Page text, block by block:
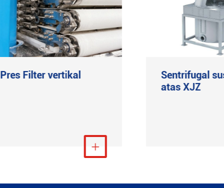
Pres Filter vertikal
Lihat Lebih Banyak

Sentrifugal
atas XJZ